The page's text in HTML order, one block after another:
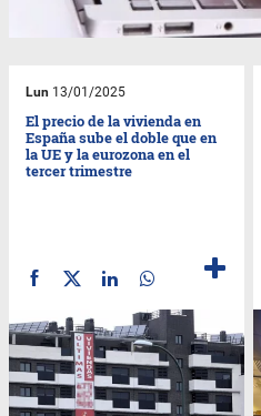
Lun 13/01/2025
El precio de la vivienda en
España sube el doble que en
la UE y la eurozona en el
tercer trimestre